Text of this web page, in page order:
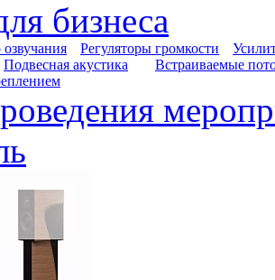
бизнеса
Регуляторы громкости
Подвесная акустика
Встраиваемые